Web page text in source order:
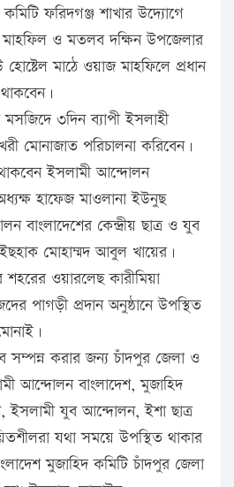
ফরিদগঞ্জ শাখার উদ্যোগে
ও মতলব দক্ষিন উপজেলার
মাঠে ওয়াজ মাহফিলে প্রধান
৩দিন ব্যাপী ইসলাহী
মোনাজাত পরিচালনা করিবেন।
ইসলামী আন্দোলন
হাফেজ মাওলানা ইউনুছ
কেন্দ্রীয় ছাত্র ও যুব
মোহাম্মদ আবুল খায়ের।
ওয়ারলেছ কারীমিয়া
পাগড়ী প্রদান অনুষ্ঠানে উপস্থিত
করার জন্য চাঁদপুর জেলা ও
আন্দোলন বাংলাদেশ, মুজাহিদ
ইসলামী যুব আন্দোলন, ইশা ছাত্র
যথা সময়ে উপস্থিত থাকার
মুজাহিদ কমিটি চাঁদপুর জেলা